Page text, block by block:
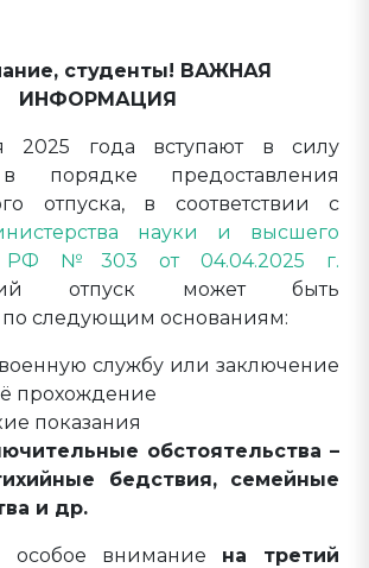
студенты! ВАЖНАЯ
ИНФОРМАЦИЯ
2025 года вступают в силу
порядке предоставления
отпуска, в соответствии с
науки и высшего
РФ №303 от 04.04.2025 г.
отпуск может быть
по следующим основаниям:
службу или заключение
прохождение
показания
обстоятельства –
бедствия, семейные
и др.
внимание на третий